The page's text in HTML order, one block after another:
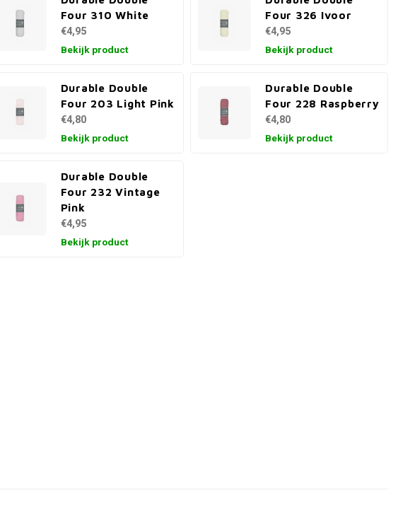
Four 310 White
€4,95
Bekijk product
Four 326 Ivoor
€4,95
Bekijk product
Durable Double
Four 203 Light Pink
€4,80
Bekijk product
Durable Double
Four 228 Raspberry
€4,80
Bekijk product
Durable Double
Four 232 Vintage
Pink
€4,95
Bekijk product